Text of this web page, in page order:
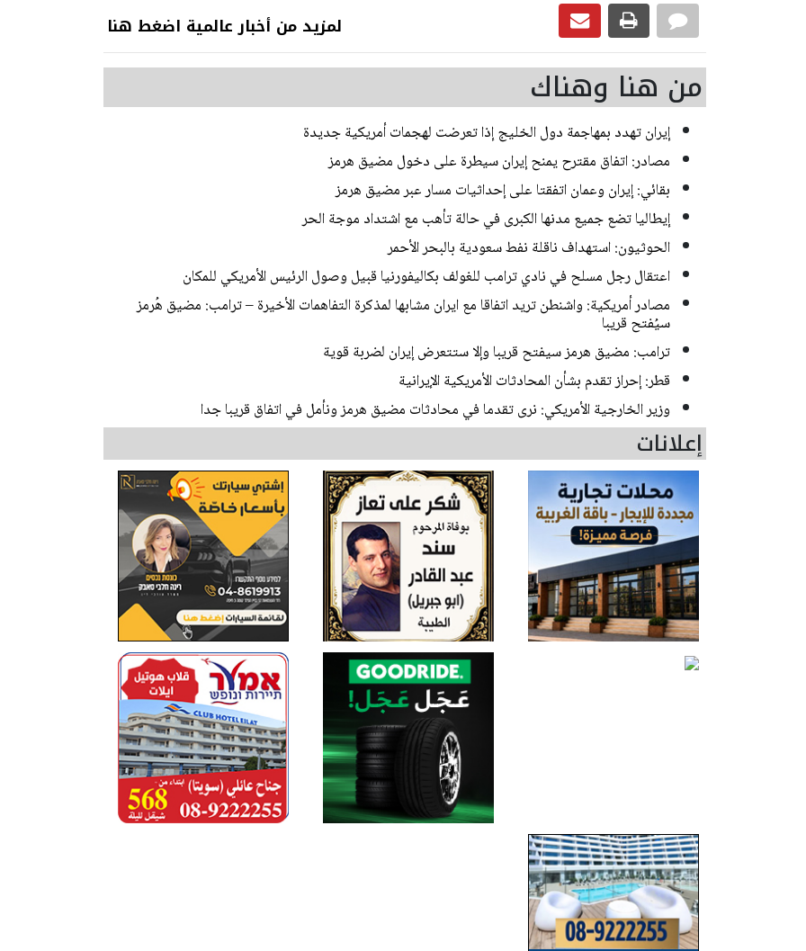
لمزيد من أخبار عالمية اضغط هنا
من هنا وهناك
إيران تهدد بمهاجمة دول الخليج إذا تعرضت لهجمات أمريكية جديدة
مصادر: اتفاق مقترح يمنح إيران سيطرة على دخول مضيق هرمز
بقائي: إيران وعمان اتفقتا على إحداثيات مسار عبر مضيق هرمز
إيطاليا تضع جميع مدنها الكبرى في حالة تأهب مع اشتداد موجة الحر
الحوثيون: استهداف ناقلة نفط سعودية بالبحر الأحمر
اعتقال رجل مسلح في نادي ترامب للغولف بكاليفورنيا قبيل وصول الرئيس الأمريكي للمكان
مصادر أمريكية: واشنطن تريد اتفاقا مع ايران مشابها لمذكرة التفاهمات الأخيرة – ترامب: مضيق هُرمز
سيُفتح قريبا
ترامب: مضيق هرمز سيفتح قريبا وإلا ستتعرض إيران لضربة قوية
قطر: إحراز تقدم بشأن المحادثات الأمريكية الإيرانية
وزير الخارجية الأمريكي: نرى تقدما في محادثات مضيق هرمز ونأمل في اتفاق قريبا جدا
إعلانات